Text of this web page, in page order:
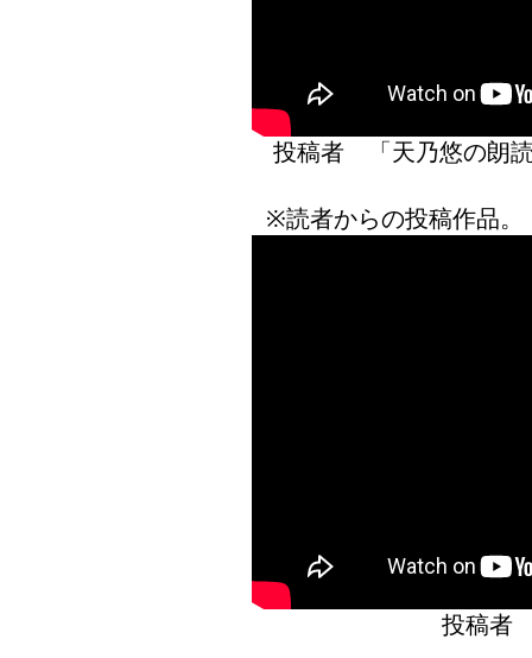
投稿者 「天乃悠の
※読者からの投稿作品
投稿者